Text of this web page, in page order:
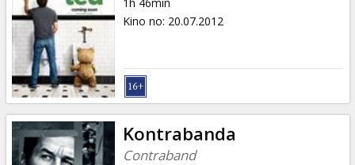
Kino no: 20.07.2012
Kontrabanda
Contraband